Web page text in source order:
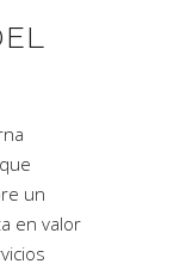
un
en valor